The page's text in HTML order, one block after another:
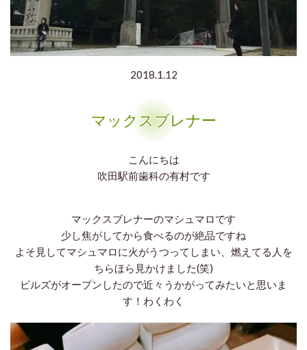
2018.1.12
マックスブレナー
こんにちは
吹田駅前歯科の有村です
マックスブレナーのマシュマロです
少し焦がしてから食べるのが絶品ですね
よそ見してマシュマロに火がうつってしまい、燃えてる人を
ちらほら見かけました(笑)
ビルズがオープンしたので近々うかがってみたいと思いま
す！わくわく